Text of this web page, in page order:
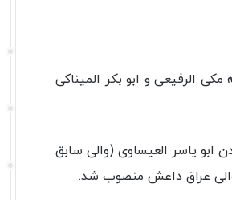
مکی الرفیعی و ابو بکر المیناکی
ابو یاسر العیساوی (والی سابق